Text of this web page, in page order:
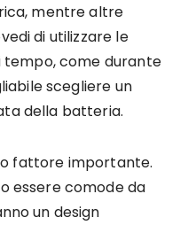
mentre altre
di utilizzare le
tempo, come durante
scegliere un
della batteria.
fattore importante.
essere comode da
un design